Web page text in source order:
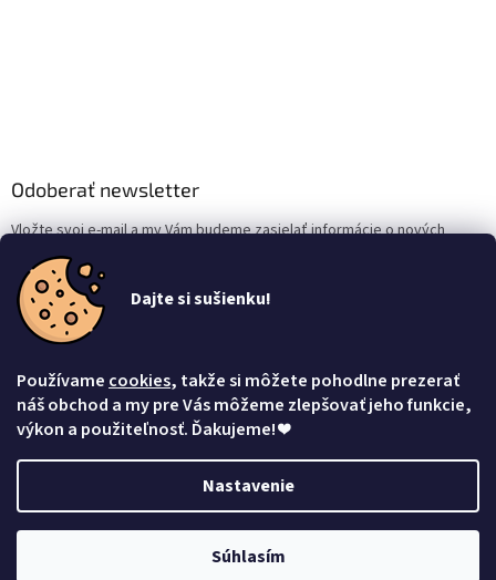
Dajte si sušienku!
Používame cookies, takže si môžete pohodlne prezerať
náš obchod a my pre Vás môžeme zlepšovať jeho funkcie,
výkon a použiteľnosť. Ďakujeme!❤
Nastavenie
Súhlasím
Odoberať newsletter
Vložte svoj e-mail a my Vám budeme zasielať informácie o nových
produktoch na našom e-shope.
Email
Vložením e-mailu súhlasíte s
Prihlásiť sa
Vytvoril Shoptet
Mačacia mama. Všetky práva vyhradené.